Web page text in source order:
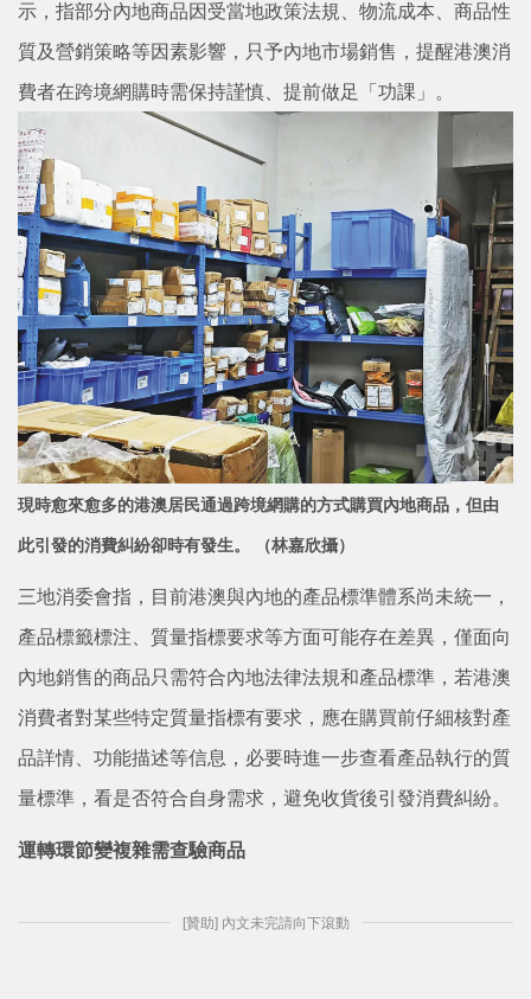
示，指部分內地商品因受當地政策法規、物流成本、商品性
質及營銷策略等因素影響，只予內地市場銷售，提醒港澳消
費者在跨境網購時需保持謹慎、提前做足「功課」。
現時愈來愈多的港澳居民通過跨境網購的方式購買內地商品，但由
此引發的消費糾紛卻時有發生。 （林嘉欣攝）
三地消委會指，目前港澳與內地的產品標準體系尚未統一，
產品標籤標注、質量指標要求等方面可能存在差異，僅面向
內地銷售的商品只需符合內地法律法規和產品標準，若港澳
消費者對某些特定質量指標有要求，應在購買前仔細核對產
品詳情、功能描述等信息，必要時進一步查看產品執行的質
量標準，看是否符合自身需求，避免收貨後引發消費糾紛。
運轉環節變複雜需查驗商品
[贊助] 內文未完請向下滾動